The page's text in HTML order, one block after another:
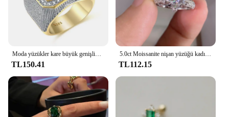
Moda yüzükler kare büyük genişlik Signet yüzükler 14K altın renk adam parmak kübik zirkonya büyük taş erkekler yüzük takı anel yeni
TL150.41
5.0ct Moissanite nişan yüzüğü kadınlar 14K beyaz altın kaplama Lab elmas yüzük gümüş alyanslar güzel takı
TL112.15